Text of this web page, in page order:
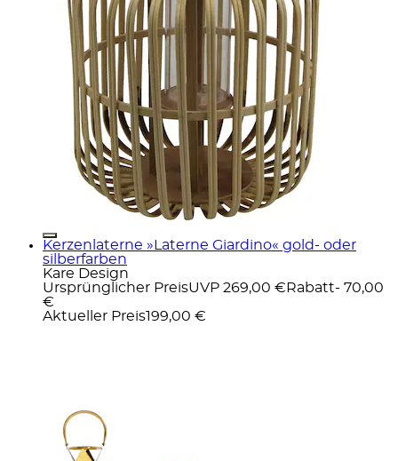
Kerzenlaterne »Laterne Giardino« gold- oder
silberfarben
Kare Design
Ursprünglicher PreisUVP 269,00 € Rabatt- 70,00
€
Aktueller Preis199,00 €